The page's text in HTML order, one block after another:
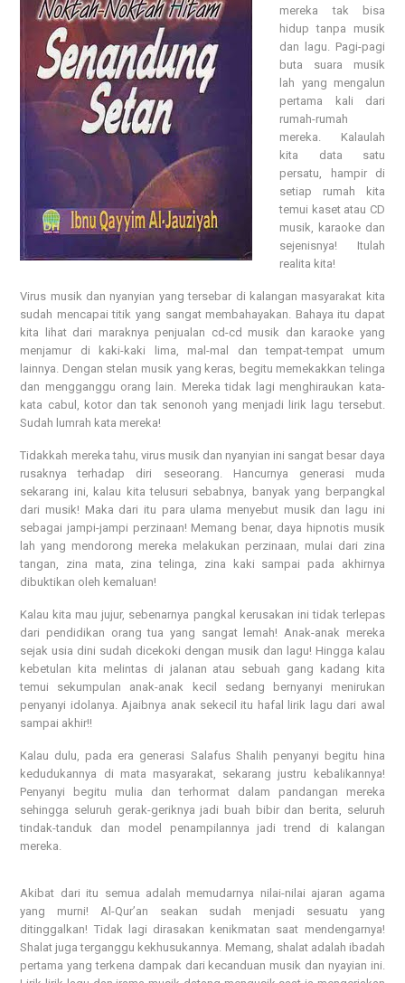
mereka tak bisa
hidup tanpa musik
dan lagu. Pagi-pagi
buta suara musik
lah yang mengalun
pertama kali dari
rumah-rumah
mereka. Kalaulah
kita data satu
persatu, hampir di
setiap rumah kita
temui kaset atau CD
musik, karaoke dan
sejenisnya! Itulah
realita kita!
Virus musik dan nyanyian yang tersebar di kalangan masyarakat kita
sudah mencapai titik yang sangat membahayakan. Bahaya itu dapat
kita lihat dari maraknya penjualan cd-cd musik dan karaoke yang
menjamur di kaki-kaki lima, mal-mal dan tempat-tempat umum
lainnya. Dengan stelan musik yang keras, begitu memekakkan telinga
dan mengganggu orang lain. Mereka tidak lagi menghiraukan kata-
kata cabul, kotor dan tak senonoh yang menjadi lirik lagu tersebut.
Sudah lumrah kata mereka!
Tidakkah mereka tahu, virus musik dan nyanyian ini sangat besar daya
rusaknya terhadap diri seseorang. Hancurnya generasi muda
sekarang ini, kalau kita telusuri sebabnya, banyak yang berpangkal
dari musik! Maka dari itu para ulama menyebut musik dan lagu ini
sebagai jampi-jampi perzinaan! Memang benar, daya hipnotis musik
lah yang mendorong mereka melakukan perzinaan, mulai dari zina
tangan, zina mata, zina telinga, zina kaki sampai pada akhirnya
dibuktikan oleh kemaluan!
Kalau kita mau jujur, sebenarnya pangkal kerusakan ini tidak terlepas
dari pendidikan orang tua yang sangat lemah! Anak-anak mereka
sejak usia dini sudah dicekoki dengan musik dan lagu! Hingga kalau
kebetulan kita melintas di jalanan atau sebuah gang kadang kita
temui sekumpulan anak-anak kecil sedang bernyanyi menirukan
penyanyi idolanya. Ajaibnya anak sekecil itu hafal lirik lagu dari awal
sampai akhir!!
Kalau dulu, pada era generasi Salafus Shalih penyanyi begitu hina
kedudukannya di mata masyarakat, sekarang justru kebalikannya!
Penyanyi begitu mulia dan terhormat dalam pandangan mereka
sehingga seluruh gerak-geriknya jadi buah bibir dan berita, seluruh
tindak-tanduk dan model penampilannya jadi trend di kalangan
mereka.
Akibat dari itu semua adalah memudarnya nilai-nilai ajaran agama
yang murni! Al-Qur’an seakan sudah menjadi sesuatu yang
ditinggalkan! Tidak lagi dirasakan kenikmatan saat mendengarnya!
Shalat juga terganggu kekhusukannya. Memang, shalat adalah ibadah
pertama yang terkena dampak dari kecanduan musik dan nyayian ini.